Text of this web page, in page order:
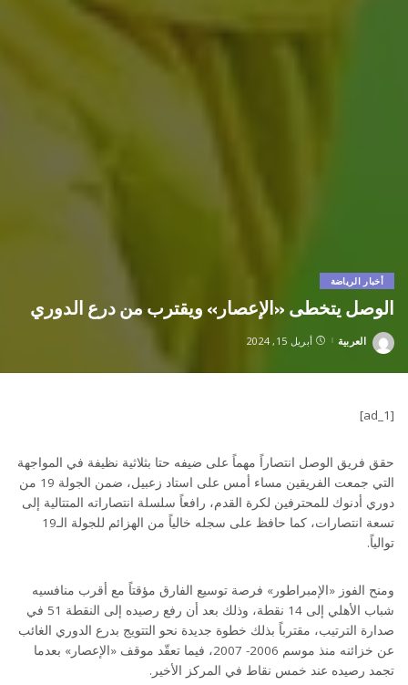
أخبار الرياضة
الوصل يتخطى «الإعصار» ويقترب من درع الدوري
Posted
العربية أبريل 15, 2024
[ad_1]
حقق فريق الوصل انتصاراً مهماً على ضيفه حتا بثلاثية نظيفة في المواجهة
التي جمعت الفريقين مساء أمس على استاد زعبيل، ضمن الجولة 19 من
دوري أدنوك للمحترفين لكرة القدم، رافعاً سلسلة انتصاراته المتتالية إلى
تسعة انتصارات، كما حافظ على سجله خالياً من الهزائم للجولة الـ19
توالياً.
ومنح الفوز «الإمبراطور» فرصة توسيع الفارق مؤقتاً مع أقرب منافسيه
شباب الأهلي إلى 14 نقطة، وذلك بعد أن رفع رصيده إلى النقطة 51 في
صدارة الترتيب، مقترباً بذلك خطوة جديدة نحو التتويج بدرع الدوري الغائب
عن خزائنه منذ موسم 2006- 2007، فيما تعقّد موقف «الإعصار» بعدما
تجمد رصيده عند خمس نقاط في المركز الأخير.